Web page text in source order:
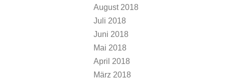
August 2018
Juli 2018
Juni 2018
Mai 2018
April 2018
März 2018